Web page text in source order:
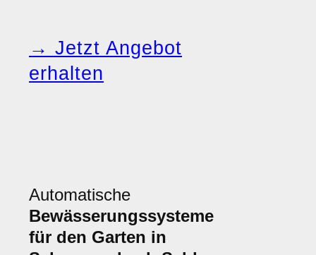
→ Jetzt Angebot
erhalten
Automatische
Bewässerungssysteme
für den Garten in